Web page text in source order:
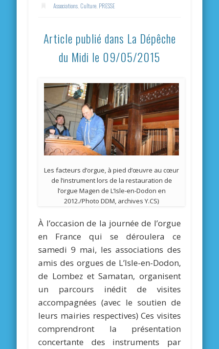
Associations Culture PRESSE
Article publié dans La Dépêche
du Midi le 09/05/2015
Les facteurs d’orgue, à pied d’œuvre au cœur
de l’instrument lors de la restauration de
l’orgue Magen de L’Isle-en-Dodon en
2012./Photo DDM, archives Y.CS)
À l’occasion de la journée de l’orgue
en France qui se déroulera ce
samedi 9 mai, les associations des
amis des orgues de L’Isle-en-Dodon,
de Lombez et Samatan, organisent
un parcours inédit de visites
accompagnées (avec le soutien de
leurs mairies respectives) Ces visites
comprendront la présentation
concertante des instruments par